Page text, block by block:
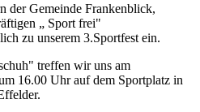
der Gemeinde Frankenblick,
„ Sport frei"
zu unserem 3.Sportfest ein.
treffen wir uns am
16.00 Uhr auf dem Sportplatz in